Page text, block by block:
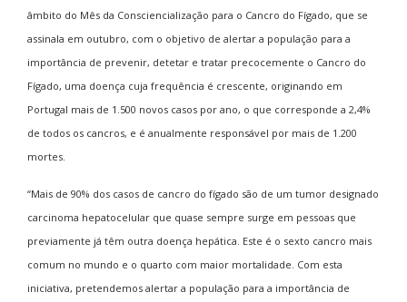
âmbito do Mês da Consciencialização para o Cancro do Fígado, que se
assinala em outubro, com o objetivo de alertar a população para a
importância de prevenir, detetar e tratar precocemente o Cancro do
Fígado, uma doença cuja frequência é crescente, originando em
Portugal mais de 1.500 novos casos por ano, o que corresponde a 2,4%
de todos os cancros, e é anualmente responsável por mais de 1.200
mortes.
“Mais de 90% dos casos de cancro do fígado são de um tumor designado
carcinoma hepatocelular que quase sempre surge em pessoas que
previamente já têm outra doença hepática. Este é o sexto cancro mais
comum no mundo e o quarto com maior mortalidade. Com esta
iniciativa, pretendemos alertar a população para a importância de